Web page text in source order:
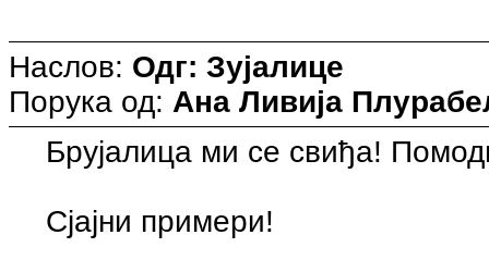
Наслов: Одг: Зујалице
Порука од: Ана Ливија
Брујалица ми се свиђа!
Сјајни примери!